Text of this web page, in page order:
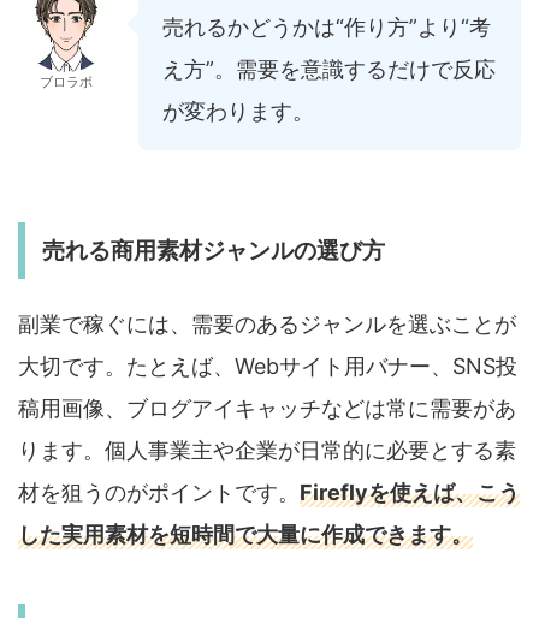
ブロラボ
売れるかどうかは“作り方”より“考
え方”。需要を意識するだけで反応
が変わります。
売れる商用素材ジャンルの選び方
副業で稼ぐには、需要のあるジャンルを選ぶことが
大切です。たとえば、Webサイト用バナー、SNS投
稿用画像、ブログアイキャッチなどは常に需要があ
ります。個人事業主や企業が日常的に必要とする素
材を狙うのがポイントです。 Fireflyを使えば、こう
した実用素材を短時間で大量に作成できます。